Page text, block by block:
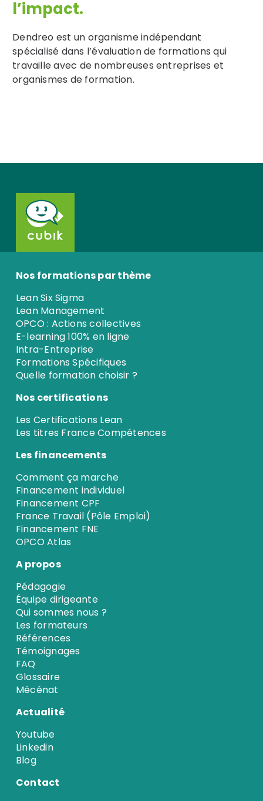
l’impact.
Dendreo est un organisme indépendant
spécialisé dans l’évaluation de formations qui
travaille avec de nombreuses entreprises et
organismes de formation.
Nos formations par thème
Lean Six Sigma
Lean Management
OPCO : Actions collectives
E-learning 100% en ligne
Intra-Entreprise
Formations Spécifiques
Quelle formation choisir ?
Nos certifications
Les Certifications Lean
Les titres France Compétences
Les financements
Comment ça marche
Financement individuel
Financement CPF
France Travail (Pôle Emploi)
Financement FNE
OPCO Atlas
A propos
Pédagogie
Équipe dirigeante
Qui sommes nous ?
Les formateurs
Références
Témoignages
FAQ
Glossaire
Mécénat
Actualité
Youtube
Linkedin
Blog
Contact